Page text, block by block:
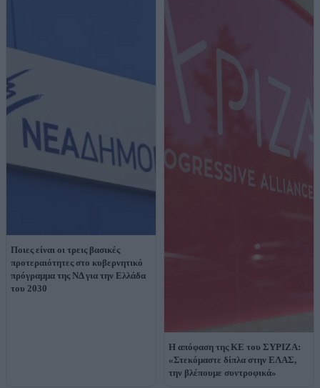
Ποιες είναι οι τρεις βασικές
προτεραιότητες στο κυβερνητικό
πρόγραμμα της ΝΔ για την Ελλάδα
του 2030
H απόφαση της ΚΕ του ΣΥΡΙΖΑ:
«Στεκόμαστε δίπλα στην ΕΛΑΣ,
την βλέπουμε συντροφικά»